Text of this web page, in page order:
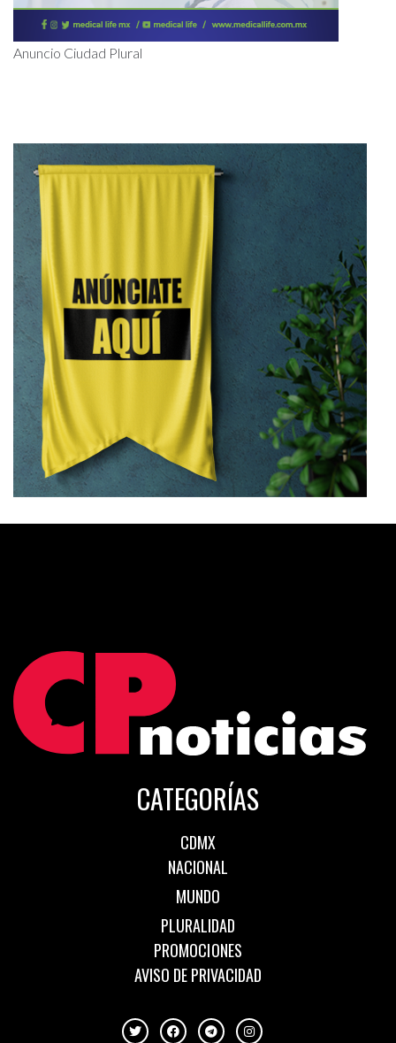
Anuncio Ciudad Plural
CATEGORÍAS
CDMX
NACIONAL
MUNDO
PLURALIDAD
PROMOCIONES
AVISO DE PRIVACIDAD